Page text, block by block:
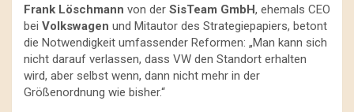
Frank Löschmann von der SisTeam GmbH, ehemals CEO
bei Volkswagen und Mitautor des Strategiepapiers, betont
die Notwendigkeit umfassender Reformen: „Man kann sich
nicht darauf verlassen, dass VW den Standort erhalten
wird, aber selbst wenn, dann nicht mehr in der
Größenordnung wie bisher.“